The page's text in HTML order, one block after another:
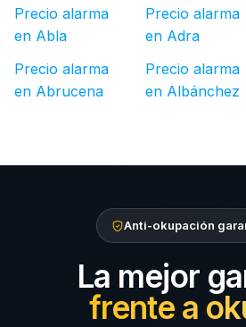
Precio alarma
en Abla
Precio alarma
en Abrucena
Precio alarma
en Adra
Precio alarma
en Albánchez
Anti-okupación
La mejor
frente a